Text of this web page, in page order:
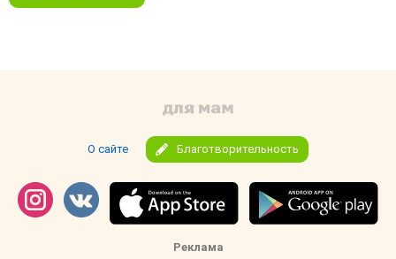
О сайте Благотворительность
Реклама